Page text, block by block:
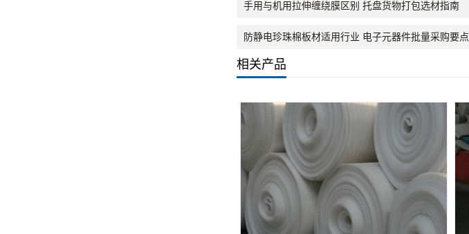
手用与机用拉伸缠绕膜区别 托盘货物打包选材指南
防静电珍珠棉板材适用行业 电子元器件批量采购要点
相关产品